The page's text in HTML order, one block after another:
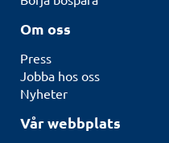
Om oss
Press
Jobba hos oss
Nyheter
Vår webbplats